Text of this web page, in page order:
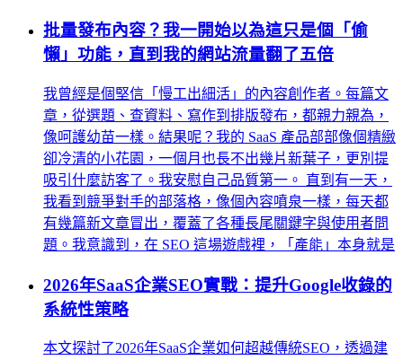
批量發布內容？我一開始以為這只是個「偷
懶」功能，直到我的網站流量翻了五倍
我曾經是個堅信「慢工出細活」的內容創作者。每篇文
章，從選題、查資料、寫作到排版發布，都親力親為，
像呵護幼苗一樣。結果呢？我的 SaaS 產品部部像個精緻
卻冷清的小花園，一個月也長不出幾片新葉子，更別提
吸引什麼訪客了。我安慰自己品質第一。 直到有一天，
我看到競爭對手的部落格，像個內容噴泉一樣，每天都
有幾篇新文章冒出，覆蓋了各種長尾關鍵字與使用者問
題。我意識到，在 SEO 這場遊戲裡，「產能」本身就是
2026年SaaS企業SEO實戰：提升Google收錄的
系統性策略
本文探討了2026年SaaS企業如何超越傳統SEO，透過建